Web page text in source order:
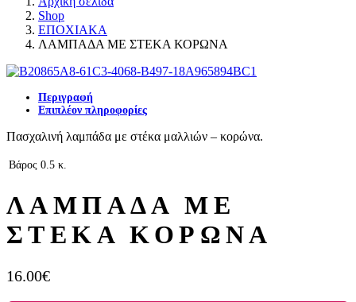
Shop
ΕΠΟΧΙΑΚΑ
ΛΑΜΠΑΔΑ ΜΕ ΣΤΕΚΑ ΚΟΡΩΝΑ
Περιγραφή
Επιπλέον πληροφορίες
Πασχαλινή λαμπάδα με στέκα μαλλιών – κορώνα.
Βάρος 0.5 κ.
ΛΑΜΠΑΔΑ ΜΕ
ΣΤΕΚΑ ΚΟΡΩΝΑ
16.00€